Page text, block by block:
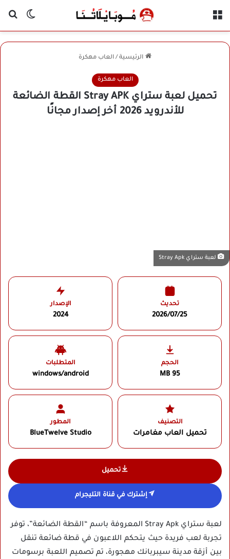
الوضع
الرئيسية / العاب مهكرة
العاب مهكرة
تحميل لعبة ستراي Stray APK القطة الضائعة
للأندرويد 2026 أخر إصدار مجانًا
لعبة ستراي Stray Apk
تحديث
2026/07/25
الإصدار
2024
الحجم
95 MB
المتطلبات
windows/android
التصنيف
تحميل العاب مغامرات
المطور
BlueTwelve Studio
تحميل
إشترك في قناة التليجرام
لعبة ستراي Stray Apk المعروفة باسم “القطة الضائعة”، توفر
تجربة لعب فريدة حيث يتحكم اللاعبون في قطة ضائعة تنقل
بين أزقة مدينة سيبربانك مهجورة، تم تصميم اللعبة برسومات